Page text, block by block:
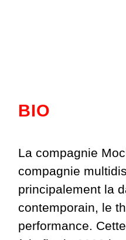
BIO
La compagnie
compagnie
principalement la
contemporain, le
performance.